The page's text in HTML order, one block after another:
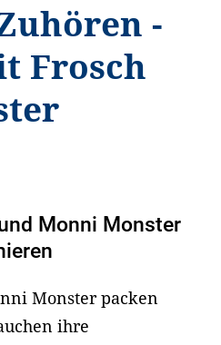
-
Frosch
Monni Monster
Monster packen
ihre